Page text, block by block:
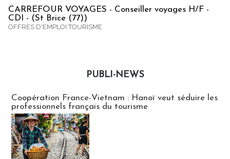
CARREFOUR VOYAGES - Conseiller voyages H/F -
CDI - (St Brice (77))
OFFRES D'EMPLOI TOURISME
PUBLI-NEWS
Coopération France-Vietnam : Hanoï veut séduire les
professionnels français du tourisme